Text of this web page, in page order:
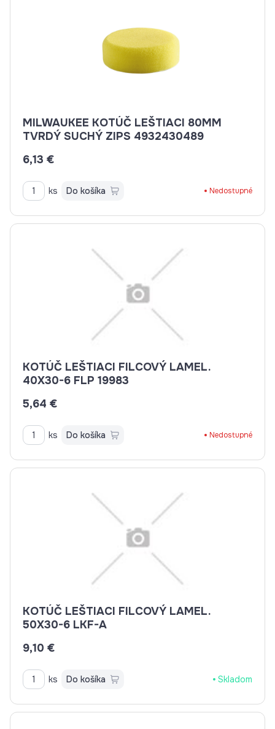
MILWAUKEE KOTÚČ LEŠTIACI 80MM
TVRDÝ SUCHÝ ZIPS 4932430489
6,13 €
ks Do košíka Nedostupné
KOTÚČ LEŠTIACI FILCOVÝ LAMEL.
40X30-6 FLP 19983
5,64 €
ks Do košíka Nedostupné
KOTÚČ LEŠTIACI FILCOVÝ LAMEL.
50X30-6 LKF-A
9,10 €
ks Do košíka Skladom